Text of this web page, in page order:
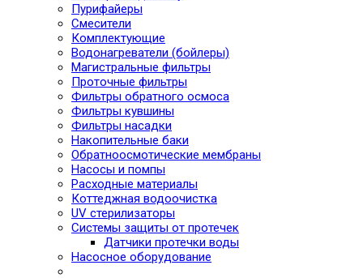
Пурифайеры
Смесители
Комплектующие
Водонагреватели (бойлеры)
Магистральные фильтры
Проточные фильтры
Фильтры обратного осмоса
Фильтры кувшины
Фильтры насадки
Накопительные баки
Обратноосмотические мембраны
Насосы и помпы
Расходные материалы
Коттеджная водоочистка
UV стерилизаторы
Системы защиты от протечек
Датчики протечки воды
Насосное оборудование